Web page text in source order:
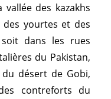
des kazakhs
des yourtes et des
dans les rues
du Pakistan,
désert de Gobi,
contreforts du